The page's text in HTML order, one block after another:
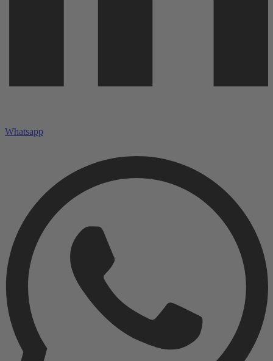
Whatsapp